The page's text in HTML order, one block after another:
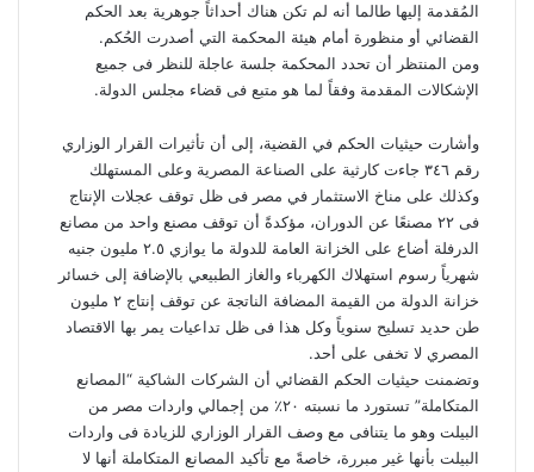
المُقدمة إليها طالما أنه لم تكن هناك أحداثاً جوهرية بعد الحكم
القضائي أو منظورة أمام هيئة المحكمة التي أصدرت الحُكم.
ومن المنتظر أن تحدد المحكمة جلسة عاجلة للنظر فى جميع
الإشكالات المقدمة وفقاً لما هو متبع فى قضاء مجلس الدولة.
وأشارت حيثيات الحكم في القضية، إلى أن تأثيرات القرار الوزاري
رقم ٣٤٦ جاءت كارثية على الصناعة المصرية وعلى المستهلك
وكذلك على مناخ الاستثمار في مصر فى ظل توقف عجلات الإنتاج
فى ٢٢ مصنعًا عن الدوران، مؤكدةً أن توقف مصنع واحد من مصانع
الدرفلة أضاع على الخزانة العامة للدولة ما يوازي ٢.٥ مليون جنيه
شهرياً رسوم استهلاك الكهرباء والغاز الطبيعي بالإضافة إلى خسائر
خزانة الدولة من القيمة المضافة الناتجة عن توقف إنتاج ٢ مليون
طن حديد تسليح سنوياً وكل هذا فى ظل تداعيات يمر بها الاقتصاد
المصري لا تخفى على أحد.
وتضمنت حيثيات الحكم القضائي أن الشركات الشاكية “المصانع
المتكاملة” تستورد ما نسبته ٢٠٪ من إجمالي واردات مصر من
البيلت وهو ما يتنافى مع وصف القرار الوزاري للزيادة فى واردات
البيلت بأنها غير مبررة، خاصةً مع تأكيد المصانع المتكاملة أنها لا